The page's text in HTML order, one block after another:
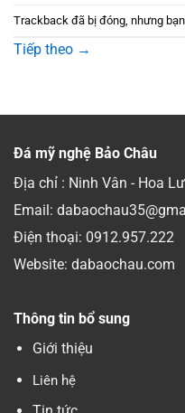
Trackback đã bị đóng, nhưng
Tiếp theo →
Đá mỹ nghệ Bảo Châu
Địa chỉ : Ninh Vân - Hoa
Email:
Điện thoại: 0912.957.222
Website: dabaochau.com
Thông tin bổ sung
Giới thiệu
Liên hệ